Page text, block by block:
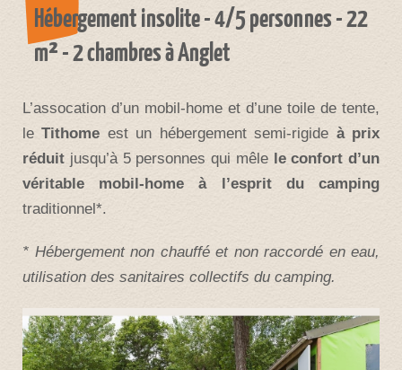
Hébergement insolite - 4/5 personnes - 22
m² - 2 chambres à Anglet
L’assocation d’un mobil-home et d’une toile de tente,
leTithome est un hébergement semi-rigide à prix
réduit jusqu’à 5 personnes qui mêle le confort d’un
véritable mobil-home à l’esprit du camping
traditionnel*.
* Hébergement non chauffé et non raccordé en eau,
utilisation des sanitaires collectifs du camping.